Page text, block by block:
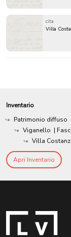
cita
Villa
Inventario
Patrimonio diffuso
Viganello |
Villa
Apri Inventario